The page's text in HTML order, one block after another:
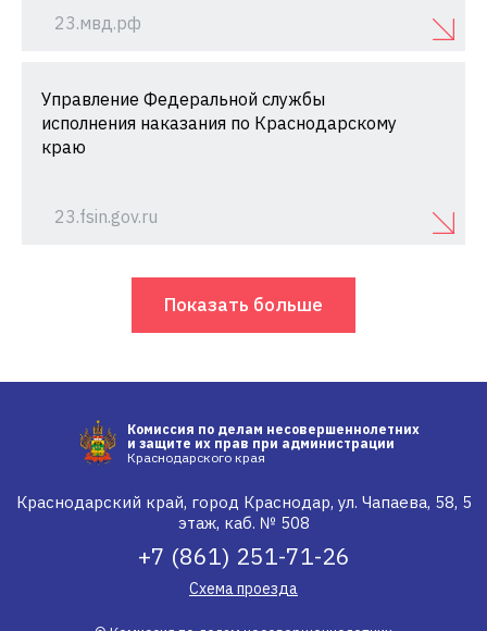
23.мвд.рф
Управление Федеральной службы
исполнения наказания по Краснодарскому
краю
23.fsin.gov.ru
Показать больше
Комиссия по делам несовершеннолетних
и защите их прав при администрации
Краснодарского края
Краснодарский край, город Краснодар, ул. Чапаева, 58, 5
этаж, каб. № 508
+7 (861) 251-71-26
Схема проезда